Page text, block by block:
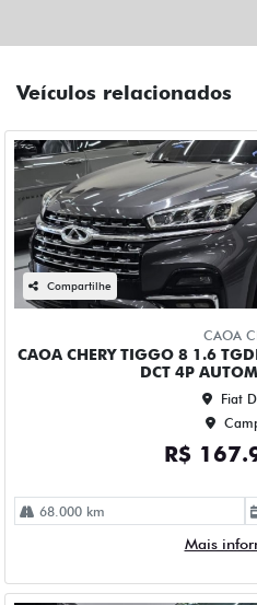
CAOA CHERY TIGGO 8 1.6
DCT 4P
Fiat
R$
68.000 km
Mais
CHEVROLET EQUINOX 1.5
Fiat